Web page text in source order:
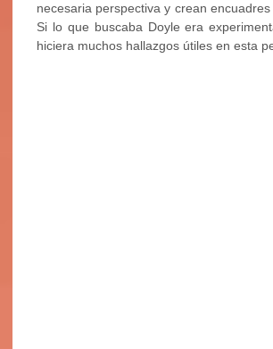
necesaria perspectiva y crean
Si lo que buscaba Doyle era
hiciera muchos hallazgos útiles en esta